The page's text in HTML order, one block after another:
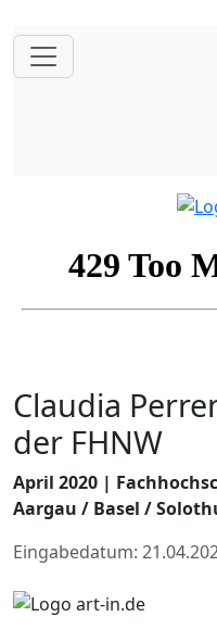
Claudia
der FHNW
April 2020 |
Aargau / Basel /
Eingabedatum: